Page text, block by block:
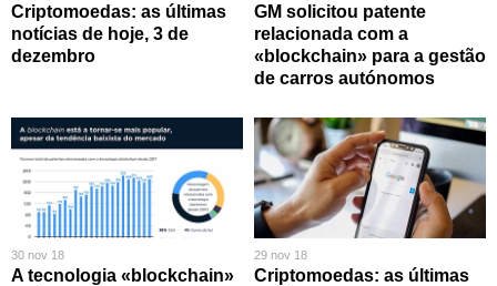
Criptomoedas: as últimas
notícias de hoje, 3 de
dezembro
GM solicitou patente
relacionada com a
«blockchain» para a gestão
de carros autónomos
30 nov 18
A tecnologia «blockchain»
29 nov 18
Criptomoedas: as últimas